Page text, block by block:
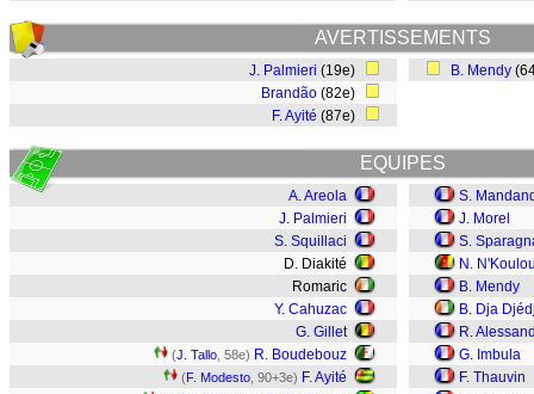
AVERTISSEMENTS
J. Palmieri (19e)
Brandão (82e)
F. Ayité (87e)
B. Mendy
EQUIPES
A. Areola
J. Palmieri
S. Squillaci
D. Diakité
Romaric
Y. Cahuzac
G. Gillet
(J. Tallo , 58e) R. Boudebouz
(F. Modesto , 90+3e) F. Ayité
S.
J. Morel
S.
N.
B. Mendy
B. Dja
R.
G. Imbula
F. Thauvin